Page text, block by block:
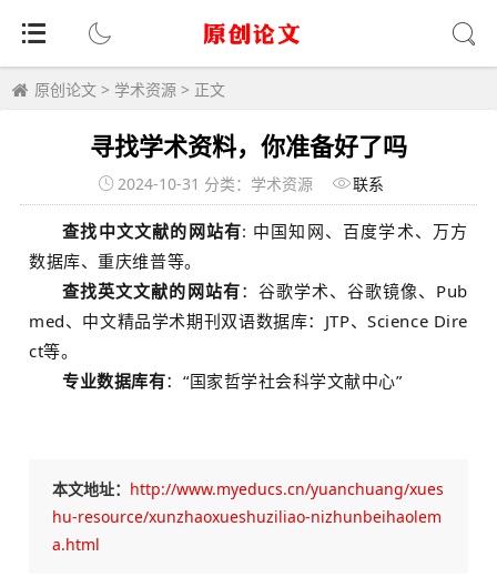
原创论文 > 学术资源 > 正文
寻找学术资料，你准备好了吗
2024-10-31 分类：学术资源 联系
查找中文文献的网站有: 中国知网、百度学术、万方
数据库、重庆维普等。
查找英文文献的网站有：谷歌学术、谷歌镜像、Pub
med、中文精品学术期刊双语数据库：JTP、Science Dire
ct等。
专业数据库有：“国家哲学社会科学文献中心”
本文地址： http://www.myeducs.cn/yuanchuang/xues
hu-resource/xunzhaoxueshuziliao-nizhunbeihaolem
a.html